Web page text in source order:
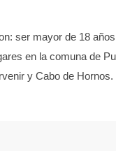
ser mayor de 18
en la comuna de
y Cabo de Hornos.